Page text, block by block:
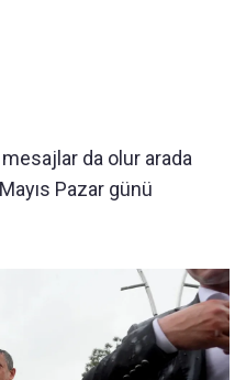
da olur arada
Pazar günü